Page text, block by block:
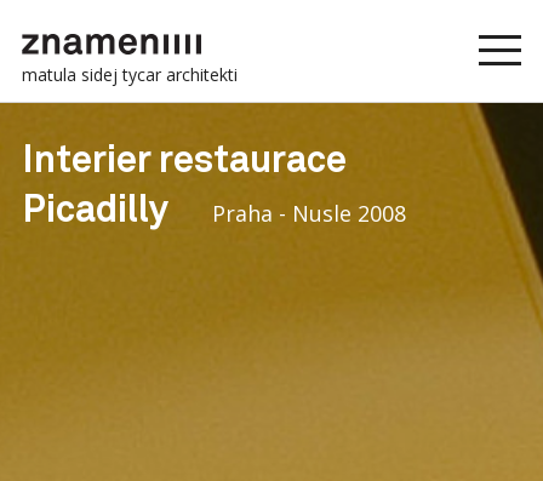
matula sidej tycar architekti
Interier restaurace
Picadilly
Praha - Nusle 2008